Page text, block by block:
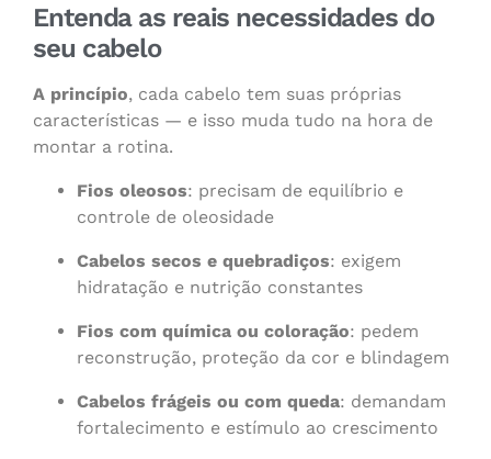
Entenda as reais necessidades do
seu cabelo
A princípio, cada cabelo tem suas próprias
características — e isso muda tudo na hora de
montar a rotina.
Fios oleosos: precisam de equilíbrio e
controle de oleosidade
Cabelos secos e quebradiços: exigem
hidratação e nutrição constantes
Fios com química ou coloração: pedem
reconstrução, proteção da cor e blindagem
Cabelos frágeis ou com queda: demandam
fortalecimento e estímulo ao crescimento